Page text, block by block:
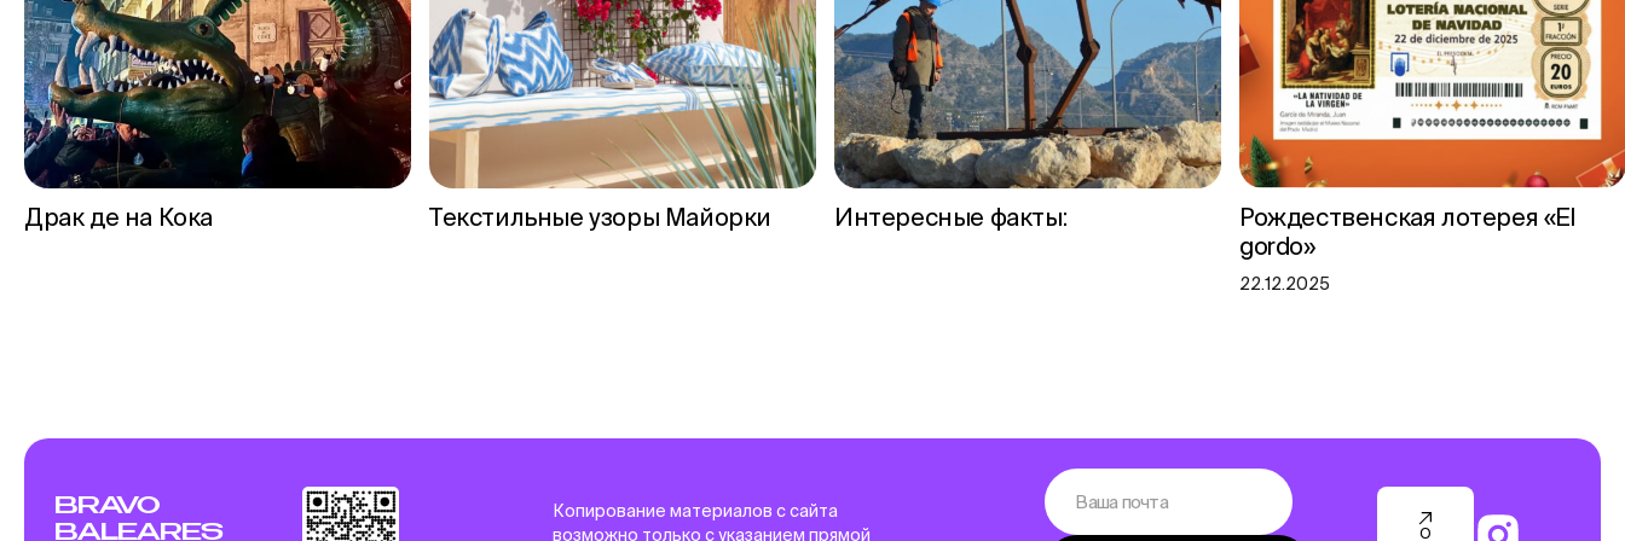
Драк де на Кока Текстильные узоры Майорки Интересные факты:
Рождественская лотерея «El
gordo»
22.12.2025
BRAVO
BALEARES
Копирование материалов с сайта
возможно только с указанием прямой
О